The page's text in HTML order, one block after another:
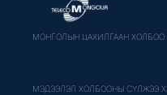
МОНГОЛЫН ЦАХИЛГААН ХОЛБОО
МЭДЭЭЛЭЛ ХОЛБООНЫ СҮЛЖЭЭ